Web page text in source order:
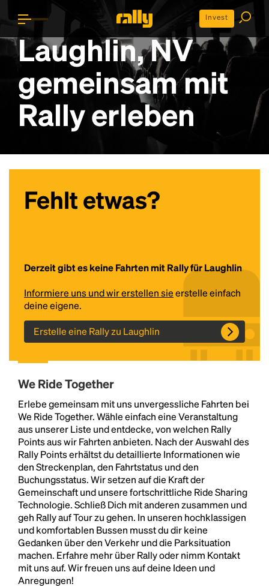
Invest
Laughlin, NV
gemeinsam mit
Rally erleben
Fehlt etwas?
Derzeit gibt es keine Fahrten mit Rally für Laughlin
Informiere uns und wir erstellen sieerstelle einfach
deine eigene.
Erstelle eine Rally zu Laughlin
We Ride Together
Erlebe gemeinsam mit uns unvergessliche Fahrten bei
We Ride Together. Wähle einfach eine Veranstaltung
aus unserer Liste und entdecke, von welchen Rally
Points aus wir Fahrten anbieten. Nach der Auswahl des
Rally Points erhältst du detaillierte Informationen wie
den Streckenplan, den Fahrtstatus und den
Buchungsstatus. Wir setzen auf die Kraft der
Gemeinschaft und unsere fortschrittliche Ride Sharing
Technologie. Schließ Dich mit anderen zusammen und
geh Rally auf Tour zu gehen. In unseren hochklassigen
und komfortablen Bussen musst du dir keine
Gedanken über den Verkehr und die Parksituation
machen. Erfahre mehr über Rally oder nimm Kontakt
mit uns auf. Wir freuen uns auf deine Ideen und
Anregungen!
Headline
Lorem Ipsum is simply dummy text of the printing
and typesetting industry.Lorem Ipsum has been the
industry's standarddummy text ever since the
1500s, when an unknown printer took a galley of
type and scrambled it to make a type specimen
book. It has survived not only five centuries, but also
the leap into electronic typesetting, remaining
essentially unchanged.